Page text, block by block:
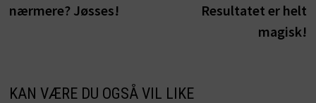
nærmere? Jøsses!
Resultatet er helt
magisk!
KAN VÆRE DU OGSÅ VIL LIKE